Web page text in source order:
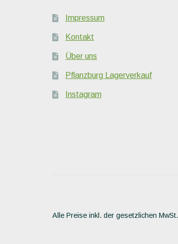
Impressum
Kontakt
Über uns
Pflanzburg Lagerverkauf
Instagram
Alle Preise inkl. der gesetzlichen MwSt.